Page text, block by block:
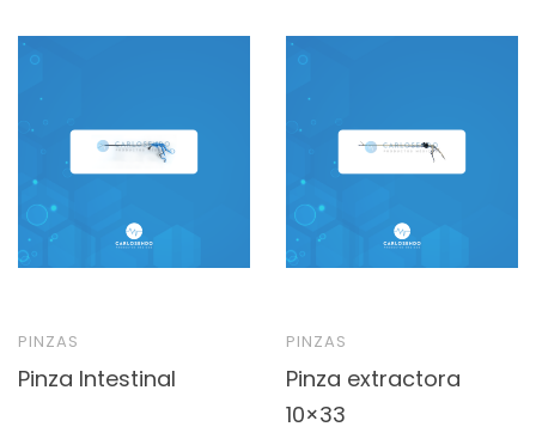
PINZAS
Pinza Intestinal
PINZAS
Pinza extractora
10×33